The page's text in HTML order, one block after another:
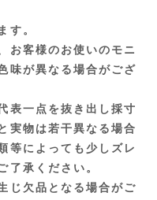
す。
お客様のお使いのモニ
味が異なる場合がござ
表一点を抜き出し採寸
実物は若干異なる場合
等によっても少しズレ
了承ください。
じ欠品となる場合がご